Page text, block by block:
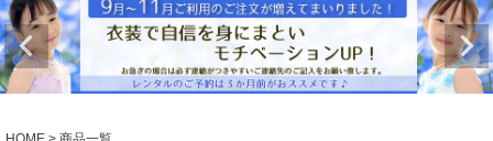
カテゴリ詳細→ サイズで選ぶ→
性別・サイズで絞り込む→
Startはじめに
01